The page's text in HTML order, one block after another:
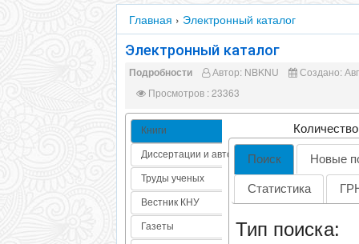
Главная › Электронный каталог
Электронный каталог
Подробности Автор: NBKNU
Создано:
Просмотров : 23363
Книги
Диссертации и автореф
Труды ученых
Вестник КНУ
Газеты
Поиск Новые
Статистика
Тип поиска: